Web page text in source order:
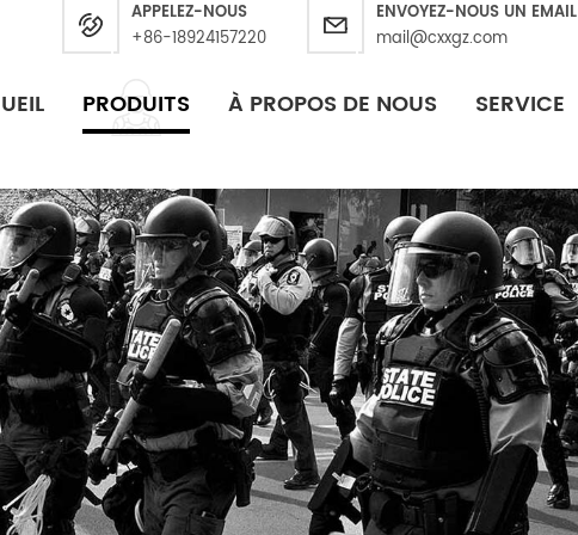
APPELEZ-NOUS
+86-18924157220
ENVOYEZ-NOUS UN EMAIL
mail@cxxgz.com
PRODUITS À PROPOS DE NOUS SERVICE